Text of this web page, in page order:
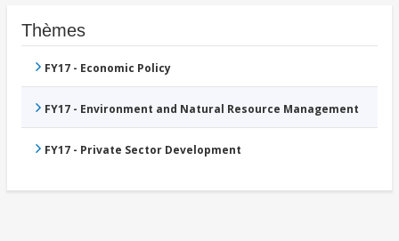
Thèmes
FY17 - Economic Policy
FY17 - Environment and Natural Resource Management
FY17 - Private Sector Development